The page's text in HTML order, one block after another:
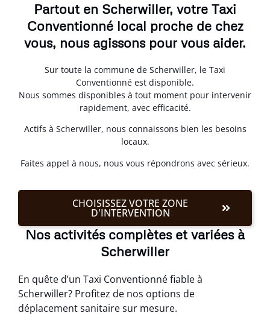
Partout en Scherwiller, votre Taxi
Conventionné local proche de chez
vous, nous agissons pour vous aider.
Sur toute la commune de Scherwiller, le Taxi
Conventionné est disponible.
Nous sommes disponibles à tout moment pour intervenir
rapidement, avec efficacité.
Actifs à Scherwiller, nous connaissons bien les besoins
locaux.
Faites appel à nous, nous vous répondrons avec sérieux.
CHOISISSEZ VOTRE ZONE
D'INTERVENTION
Nos activités complètes et variées à
Scherwiller
En quête d’un Taxi Conventionné fiable à
Scherwiller? Profitez de nos options de
déplacement sanitaire sur mesure.